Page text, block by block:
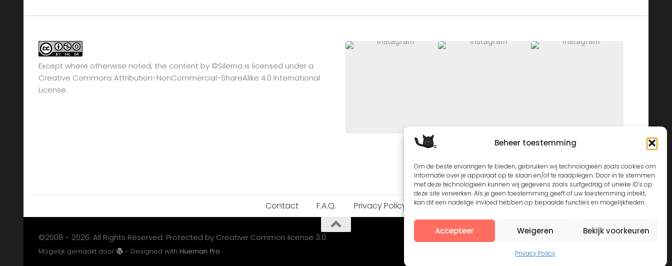
Beheer toestemming
Om de beste ervaringen te bieden, gebruiken wij technologieën zoals cookies om
informatie over je apparaat op te slaan en/of te raadplegen. Door in te stemmen
met deze technologieën kunnen wij gegevens zoals surfgedrag of unieke ID's op
deze site verwerken. Als je geen toestemming geeft of uw toestemming intrekt,
kan dit een nadelige invloed hebben op bepaalde functies en mogelijkheden.
Accepteer Weigeren Bekijk voorkeuren
Privacy Policy
Except where otherwise noted, the content by ©Silerna is licensed under a
Creative Commons Attribution-NonCommercial-ShareAlike 4.0 International
License.
Contact F.A.Q. Privacy Policy
©2008 - 2026. All Rights Reserved. Protected by Creative Common license 3.0
Mogelijk gemaakt door - Designed with Hueman Pro